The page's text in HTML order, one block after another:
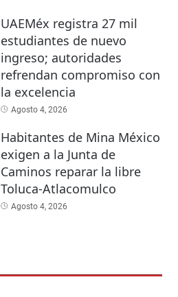
UAEMéx registra 27 mil
estudiantes de nuevo
ingreso; autoridades
refrendan compromiso con
la excelencia
Agosto 4, 2026
Habitantes de Mina México
exigen a la Junta de
Caminos reparar la libre
Toluca-Atlacomulco
Agosto 4, 2026